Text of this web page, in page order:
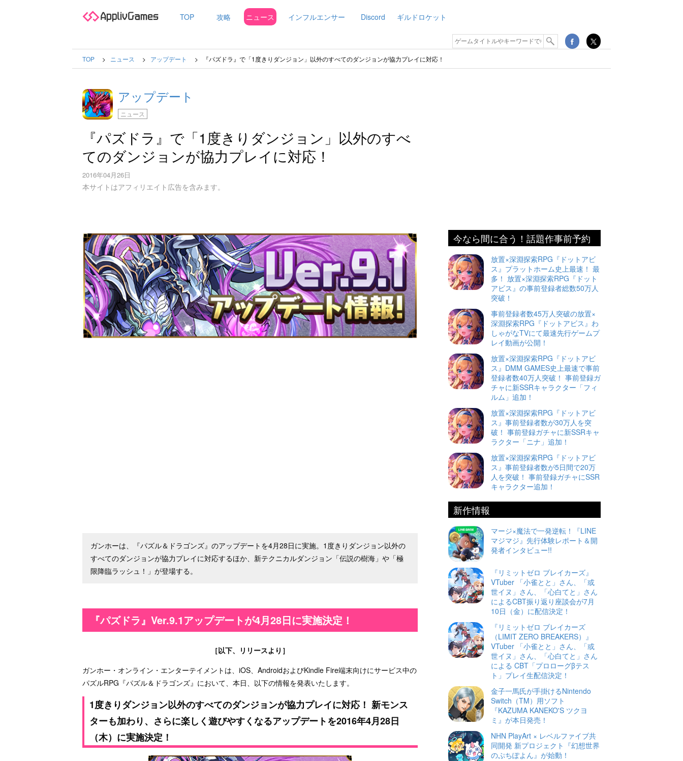
TOP 攻略 ニュース インフルエンサー Discord ギルドロケット
TOP ニュース アップデート 『パズドラ』で「1度きりダンジョン」以外のすべてのダンジョンが協力プレイに対応！
アップデート
ニュース
『パズドラ』で「1度きりダンジョン」以外のすべ
てのダンジョンが協力プレイに対応！
2016年04月26日
本サイトはアフィリエイト広告を含みます。
ガンホーは、『パズル＆ドラゴンズ』のアップデートを4月28日に実施。1度きりダンジョン以外の
すべてのダンジョンが協力プレイに対応するほか、新テクニカルダンジョン「伝説の樹海」や「極
限降臨ラッシュ！」が登場する。
『パズドラ』Ver.9.1アップデートが4月28日に実施決定！
［以下、リリースより］
ガンホー・オンライン・エンターテイメントは、iOS、AndroidおよびKindle Fire端末向けにサービス中の
パズルRPG『パズル＆ドラゴンズ』において、本日、以下の情報を発表いたします。
1度きりダンジョン以外のすべてのダンジョンが協力プレイに対応！ 新モンス
ターも加わり、さらに楽しく遊びやすくなるアップデートを2016年4月28日
（木）に実施決定！
今なら間に合う！話題作事前予約
放置×深淵探索RPG『ドットアビ
ス』プラットホーム史上最速！ 最
多！ 放置×深淵探索RPG『ドット
アビス』の事前登録者総数50万人
突破！
事前登録者数45万人突破の放置×
深淵探索RPG『ドットアビス』わ
しゃがなTVにて最速先行ゲームプ
レイ動画が公開！
放置×深淵探索RPG『ドットアビ
ス』DMM GAMES史上最速で事前
登録者数40万人突破！ 事前登録ガ
チャに新SSRキャラクター「フィ
ルム」追加！
放置×深淵探索RPG『ドットアビ
ス』事前登録者数が30万人を突
破！ 事前登録ガチャに新SSRキャ
ラクター「ニナ」追加！
放置×深淵探索RPG『ドットアビ
ス』事前登録者数が5日間で20万
人を突破！ 事前登録ガチャにSSR
キャラクター追加！
新作情報
マージ×魔法で一発逆転！『LINE
マジマジ』先行体験レポート＆開
発者インタビュー!!
『リミットゼロ ブレイカーズ』
VTuber 「小雀とと」さん、「或
世イヌ」さん、「心白てと」さん
によるCBT振り返り座談会が7月
10日（金）に配信決定！
『リミットゼロ ブレイカーズ
（LIMIT ZERO BREAKERS）』
VTuber 「小雀とと」さん、「或
世イヌ」さん、「心白てと」さん
による CBT「プロローグβテス
ト」プレイ生配信決定！
金子一馬氏が手掛けるNintendo
Switch（TM）用ソフト
『KAZUMA KANEKO'S ツクヨ
ミ』が本日発売！
NHN PlayArt × レベルファイブ共
同開発 新プロジェクト『幻想世界
のぷちぽよん』が始動！